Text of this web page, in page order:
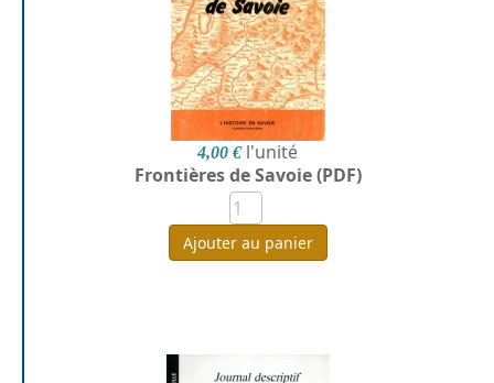
4,00 € l'unité
Frontières de Savoie (PDF)
Ajouter au panier